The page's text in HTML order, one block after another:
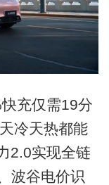
充仅需19分
冷天热都能
2.0实现全链
波谷电价识